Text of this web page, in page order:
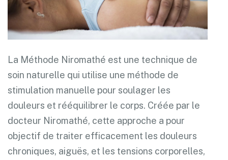
La Méthode Niromathé est une technique de
soin naturelle qui utilise une méthode de
stimulation manuelle pour soulager les
douleurs et rééquilibrer le corps. Créée par le
docteur Niromathé, cette approche a pour
objectif de traiter efficacement les douleurs
chroniques, aiguës, et les tensions corporelles,